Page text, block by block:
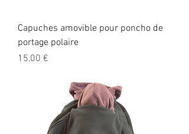
Capuches amovible pour poncho de
portage polaire
Prix
15,00 €